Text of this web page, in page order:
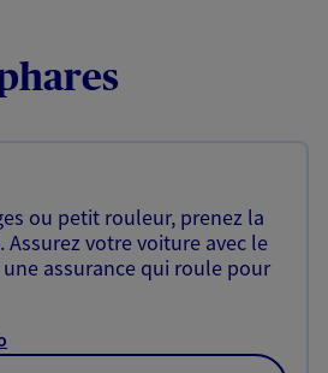
ou petit rouleur, prenez la
votre voiture avec le
assurance qui roule pour